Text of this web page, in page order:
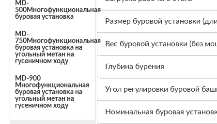
MD-
500Многофункциональная
буровая установка
MD-
750Многофункциональная
буровая установка на
угольный метан на
гусеничном ходу
MD-900
Многофункциональная
буровая установка на
угольный метан на
гусеничном ходу
Размер буровой установки
Вес буровой установки (без
Глубина бурения
Угол регулировки буровой
Номинальная буровая